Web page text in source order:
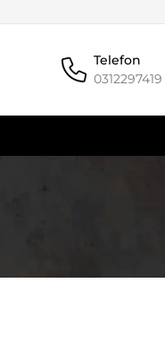
Telefon
0312297419